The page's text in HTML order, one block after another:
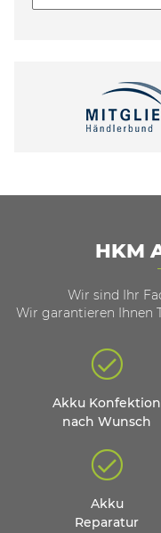
HKM
Wir sind Ihr
Wir garantieren Ihnen
Akku Konfektion
nach Wunsch
Akku
Reparatur